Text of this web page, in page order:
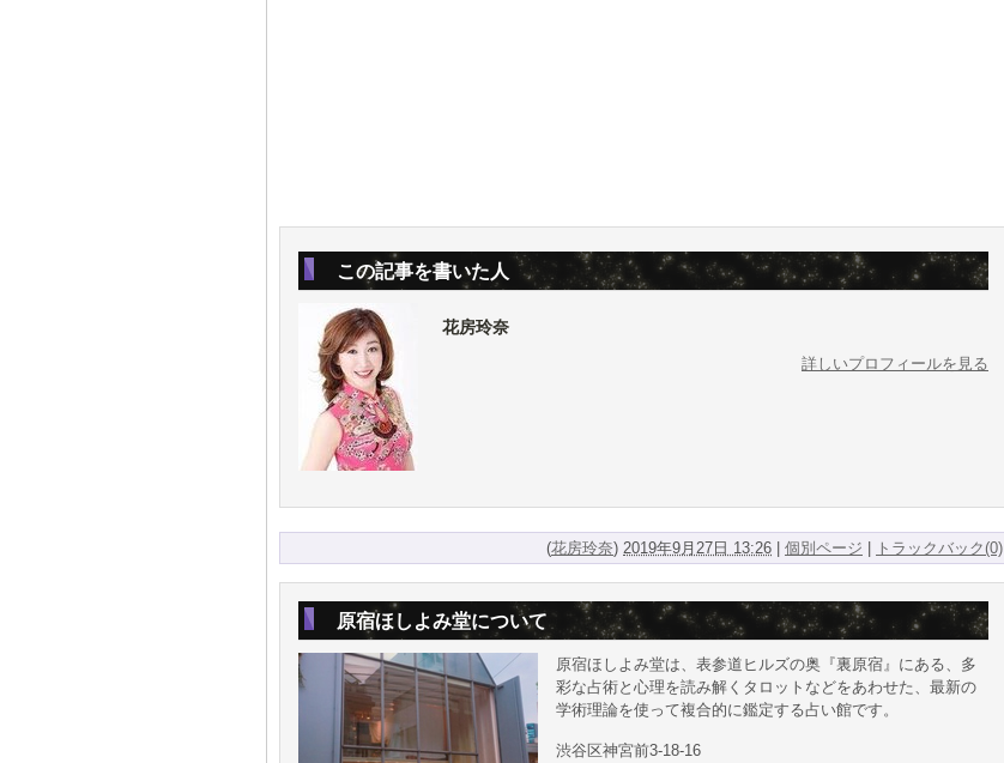
この記事を書いた人
花房玲奈
詳しいプロフィールを見る
(花房玲奈) 2019年9月27日 13:26 個別ページ トラックバック(0)
原宿ほしよみ堂について
原宿ほしよみ堂は、表参道ヒルズの奥『裏原宿』にある、多
彩な占術と心理を読み解くタロットなどをあわせた、最新の
学術理論を使って複合的に鑑定する占い館です。
渋谷区神宮前3-18-16